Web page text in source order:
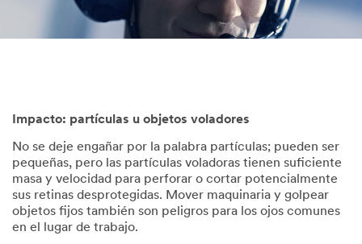
Impacto: partículas u objetos voladores
No se deje engañar por la palabra partículas; pueden ser
pequeñas, pero las partículas voladoras tienen suficiente
masa y velocidad para perforar o cortar potencialmente
sus retinas desprotegidas. Mover maquinaria y golpear
objetos fijos también son peligros para los ojos comunes
en el lugar de trabajo.